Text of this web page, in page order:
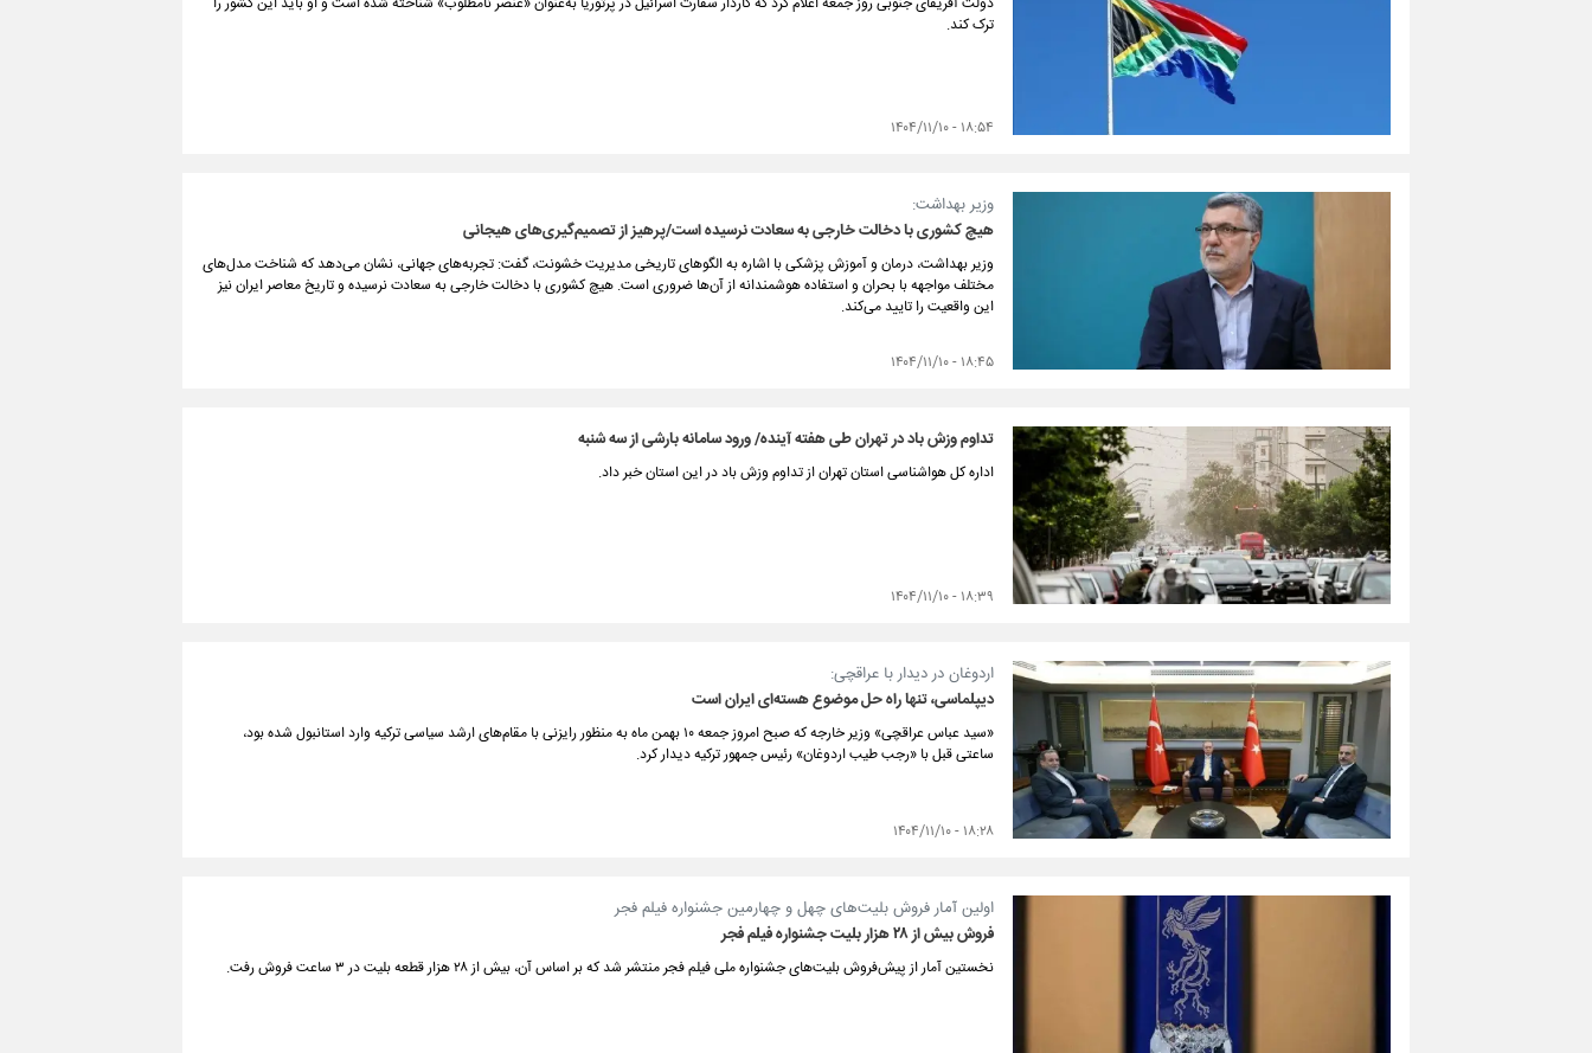
ترک کند.
۱۸:۵۴ - ۱۴۰۴/۱۱/۱۰
وزیر بهداشت:
هیچ کشوری با دخالت خارجی به سعادت نرسیده است/پرهیز از تصمیم‌گیری‌های هیجانی
وزیر بهداشت، درمان و آموزش پزشکی با اشاره به الگوهای تاریخی مدیریت خشونت، گفت: تجربه‌های جهانی، نشان می‌دهد که شناخت مدل‌های
مختلف مواجهه با بحران و استفاده هوشمندانه از آن‌ها ضروری است. هیچ کشوری با دخالت خارجی به سعادت نرسیده و تاریخ معاصر ایران نیز
این واقعیت را تایید می‌کند.
۱۸:۴۵ - ۱۴۰۴/۱۱/۱۰
تداوم وزش باد در تهران طی هفته آینده/ ورود سامانه بارشی از سه شنبه
اداره کل هواشناسی استان تهران از تداوم وزش باد در این استان خبر داد.
۱۸:۳۹ - ۱۴۰۴/۱۱/۱۰
اردوغان در دیدار با عراقچی:
دیپلماسی، تنها راه حل موضوع هسته‌ای ایران است
«سید عباس عراقچی» وزیر خارجه که صبح امروز جمعه ۱۰ بهمن ماه به منظور رایزنی با مقام‌های ارشد سیاسی ترکیه وارد استانبول شده بود،
ساعتی قبل با «رجب طیب اردوغان» رئیس جمهور ترکیه دیدار کرد.
۱۸:۲۸ - ۱۴۰۴/۱۱/۱۰
اولین آمار فروش بلیت‌های چهل و چهارمین جشنواره فیلم فجر
فروش بیش از ۲۸ هزار بلیت جشنواره فیلم فجر
نخستین آمار از پیش‌فروش بلیت‌های جشنواره‌ ملی فیلم فجر منتشر شد که بر اساس آن، بیش از ۲۸ هزار قطعه بلیت در ۳ ساعت فروش رفت.